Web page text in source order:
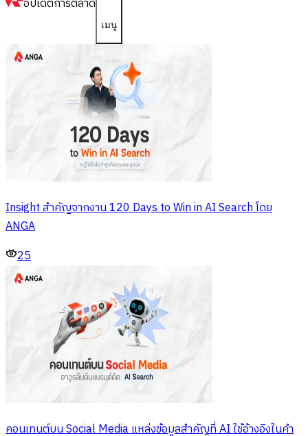
อัปเดตการตลาด
เมนู
Insight สำคัญจากงาน 120 Days to Win in AI Search โดย
ANGA
25
คอนเทนต์บน Social Media แหล่งข้อมูลสำคัญที่ AI ใช้อ้างอิงในคำ